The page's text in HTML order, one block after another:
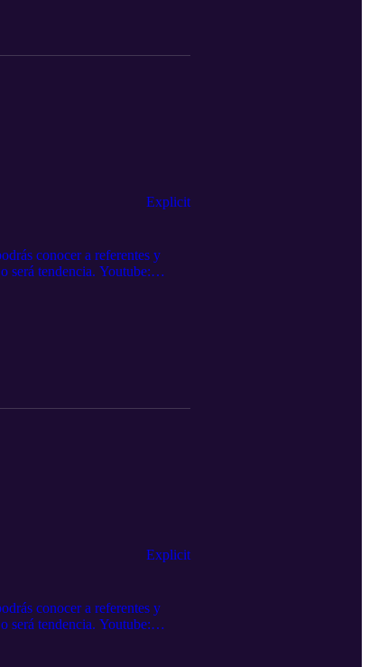
Explicit
conocer a referentes y
será tendencia. Youtube:
by podbox.com y
Explicit
conocer a referentes y
será tendencia. Youtube:
by podbox.com y